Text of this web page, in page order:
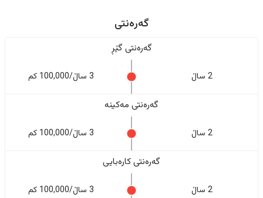
گەرەنتی
گەرەنتی گێڕ
2 ساڵ 3 ساڵ/100,000 کم
گەرەنتی مەکینە
2 ساڵ 3 ساڵ/100,000 کم
گەرەنتی کارەبایی
2 ساڵ 3 ساڵ/100,000 کم